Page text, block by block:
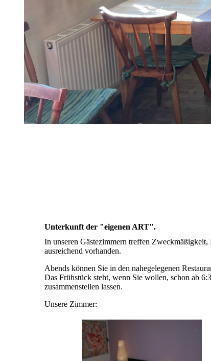
Unterkunft der "eigenen ART".
In unseren Gästezimmern treffen
ausreichend vorhanden.
Abends können Sie in den nahegelegenen
Das Frühstück steht, wenn Sie wollen, schon ab
zusammenstellen lassen.
Unsere Zimmer: